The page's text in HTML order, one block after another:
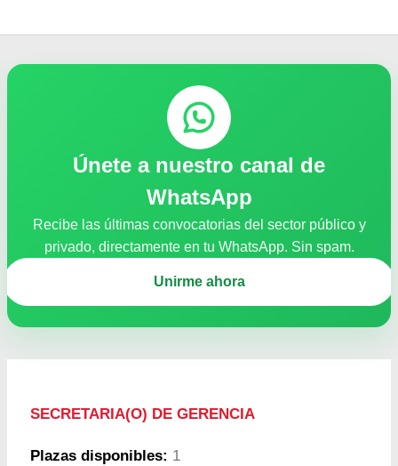
Únete a nuestro canal de
WhatsApp
Recibe las últimas convocatorias del sector público y
privado, directamente en tu WhatsApp. Sin spam.
Unirme ahora
SECRETARIA(O) DE GERENCIA
Plazas disponibles: 1